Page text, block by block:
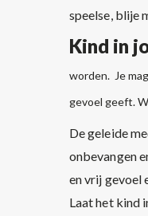
speelse, blije
Kind in
worden. Je
gevoel geeft.
De geleide
onbevangen
en vrij gevoel
Laat het kind